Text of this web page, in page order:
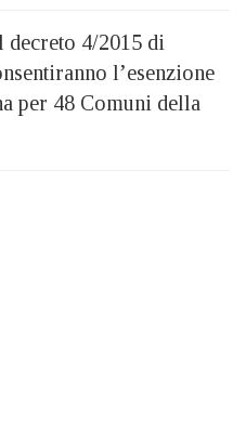
4/2015 di
l’esenzione
per 48 Comuni della